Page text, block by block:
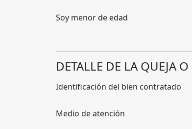
Soy menor de edad
DETALLE DE LA QUEJA
Identificación del bien contratado
Medio de atención